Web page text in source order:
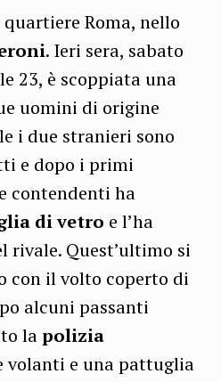
Roma, nello
. Ieri sera, sabato
23, è scoppiata una
uomini di origine
i due stranieri sono
e dopo i primi
contendenti ha
di vetro e l’ha
rivale. Quest’ultimo si
con il volto coperto di
alcuni passanti
lapolizia
volanti e una pattuglia